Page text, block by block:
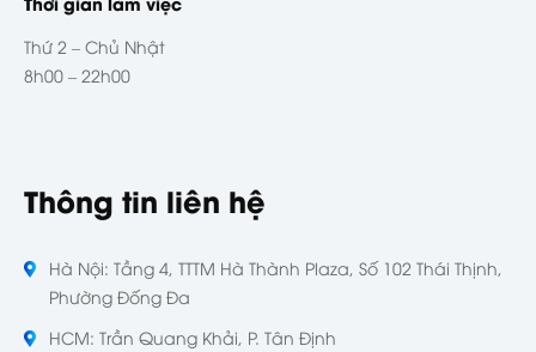
Thứ 2 – Chủ Nhật
8h00 – 22h00
Thông tin liên hệ
Hà Nội: Tầng 4, TTTM Hà Thành Plaza, Số 102 Thái Thịnh,
Phường Đống Đa
HCM: Trần Quang Khải, P. Tân Định